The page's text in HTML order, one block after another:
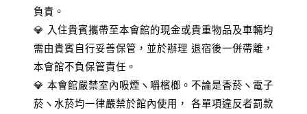
負責。
💎 入住貴賓攜帶至本會館的現金或貴重物品及車輛均
需由貴賓自行妥善保管，並於辦理 退宿後一併帶離，
本會館不負保管責任。
💎 本會館嚴禁室內吸煙ヽ嚼檳榔。不論是香菸ヽ電子
菸ヽ水菸均一律嚴禁於館內使用， 各單項違反者罰款